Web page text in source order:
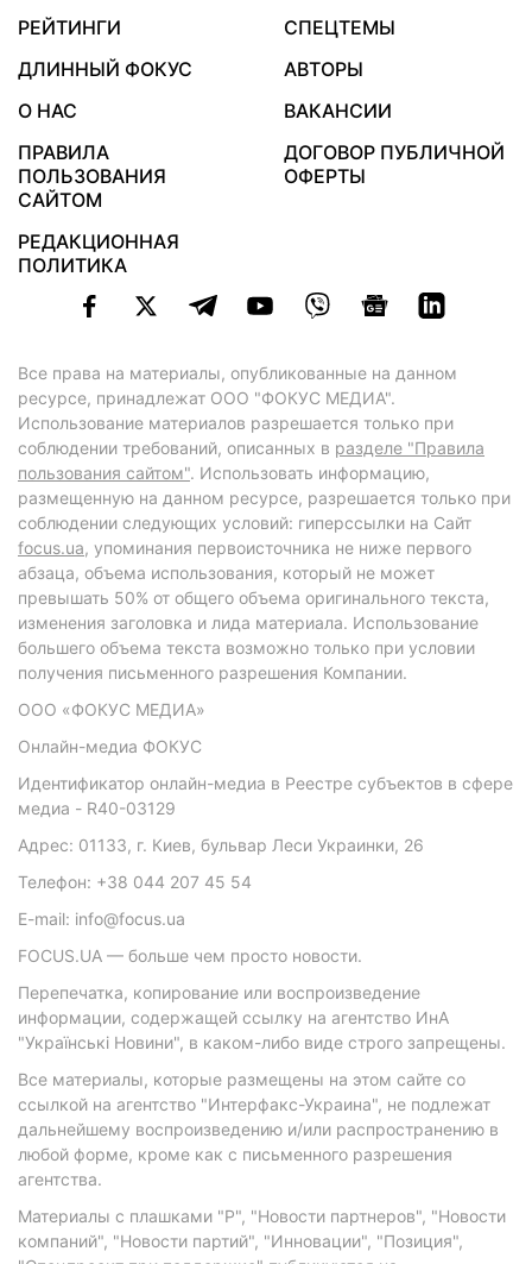
РЕЙТИНГИ
СПЕЦТЕМЫ
ДЛИННЫЙ ФОКУС
АВТОРЫ
О НАС
ВАКАНСИИ
ПРАВИЛА
ПОЛЬЗОВАНИЯ
САЙТОМ
ДОГОВОР ПУБЛИЧНОЙ
ОФЕРТЫ
РЕДАКЦИОННАЯ
ПОЛИТИКА
Все права на материалы, опубликованные на данном
ресурсе, принадлежат ООО "ФОКУС МЕДИА".
Использование материалов разрешается только при
соблюдении требований, описанных в разделе "Правила
пользования сайтом". Использовать информацию,
размещенную на данном ресурсе, разрешается только при
соблюдении следующих условий: гиперссылки на Сайт
focus.ua, упоминания первоисточника не ниже первого
абзаца, объема использования, который не может
превышать 50% от общего объема оригинального текста,
изменения заголовка и лида материала. Использование
большего объема текста возможно только при условии
получения письменного разрешения Компании.
ООО «ФОКУС МЕДИА»
Онлайн-медиа ФОКУС
Идентификатор онлайн-медиа в Реестре субъектов в сфере
медиа - R40-03129
Адрес: 01133, г. Киев, бульвар Леси Украинки, 26
Телефон: +38 044 207 45 54
E-mail: info@focus.ua
FOCUS.UA — больше чем просто новости.
Перепечатка, копирование или воспроизведение
информации, содержащей ссылку на агентство ИнА
"Українські Новини", в каком-либо виде строго запрещены.
Все материалы, которые размещены на этом сайте со
ссылкой на агентство "Интерфакс-Украина", не подлежат
дальнейшему воспроизведению и/или распространению в
любой форме, кроме как с письменного разрешения
агентства.
Материалы с плашками "Р", "Новости партнеров", "Новости
компаний", "Новости партий", "Инновации", "Позиция",